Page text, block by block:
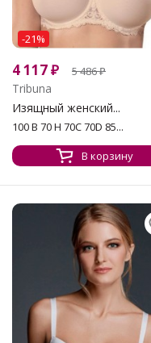
-21%
4 117₽ 5 486₽
Tribuna
Изящный женский...
100 В 70 H 70C 70D 85...
В корзину